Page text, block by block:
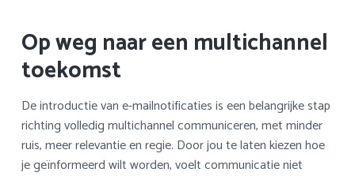
Op weg naar een multichannel
toekomst
De introductie van e-mailnotificaties is een belangrijke stap
richting volledig multichannel communiceren, met minder
ruis, meer relevantie en regie. Door jou te laten kiezen hoe
je geïnformeerd wilt worden, voelt communicatie niet